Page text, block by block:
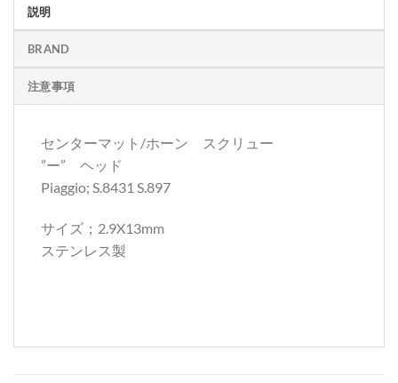
説明
BRAND
注意事項
センターマット/ホーン スクリュー
”ー” ヘッド
Piaggio; S.8431 S.897
サイズ；2.9X13mm
ステンレス製